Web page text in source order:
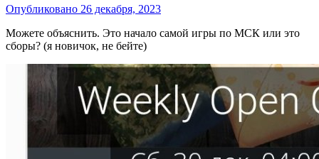
Опубликовано 26 декабря, 2023
Можете объяснить. Это начало самой игры по МСК или это
сборы? (я новичок, не бейте)